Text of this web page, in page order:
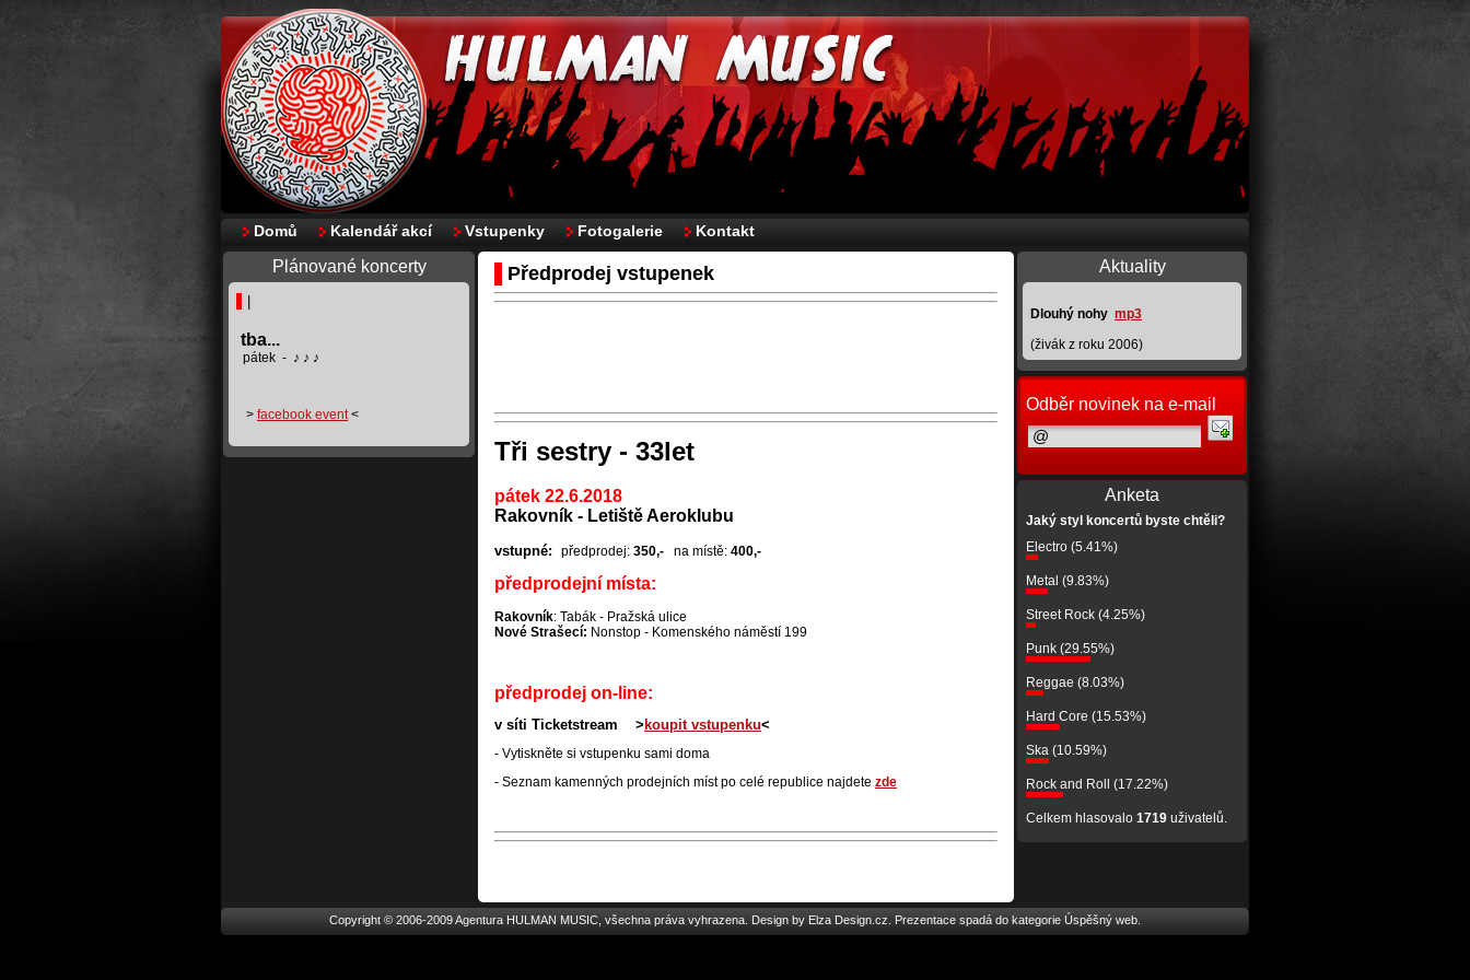
Domů Kalendář akcí Vstupenky Fotogalerie Kontakt
Plánované koncerty
tba...
pátek - ♪ ♪ ♪
> facebook event<
Předprodej vstupenek
Tři sestry - 33let
pátek 22.6.2018
Rakovník - Letiště Aeroklubu
vstupné: předprodej: 350,- na místě: 400,-
předprodejní místa:
Rakovník: Tabák - Pražská ulice
Nové Strašecí: Nonstop - Komenského náměstí 199
předprodej on-line:
v síti Ticketstream > koupit vstupenku<
- Vytiskněte si vstupenku sami doma
- Seznam kamenných prodejních míst po celé republice najdete zde
Aktuality
Dlouhý nohy mp3
(živák z roku 2006)
Odběr novinek na e-mail
Anketa
Jaký styl koncertů byste chtěli?
Electro (5.41%)
Metal (9.83%)
Street Rock (4.25%)
Punk (29.55%)
Reggae (8.03%)
Hard Core (15.53%)
Ska (10.59%)
Rock and Roll (17.22%)
Celkem hlasovalo 1719 uživatelů.
Copyright © 2006-2009 Agentura HULMAN MUSIC, všechna práva vyhrazena. Design by Elza Design.cz . Prezentace spadá do kategorie Úspěšný web